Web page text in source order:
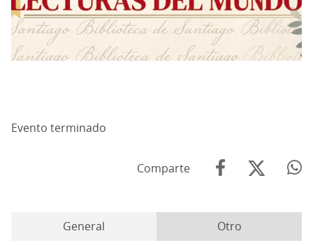
General Otro
Evento terminado
Comparte